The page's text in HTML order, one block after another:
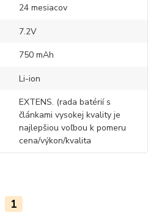
24 mesiacov
7.2V
750 mAh
Li-ion
EXTENS. (rada batérií s
článkami vysokej kvality je
najlepšiou voľbou k pomeru
cena/výkon/kvalita
1